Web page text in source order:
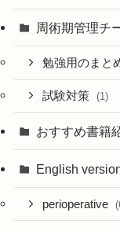
周術期管理チ
勉強用のまと
試験対策 (1)
おすすめ書籍
English
perioperative